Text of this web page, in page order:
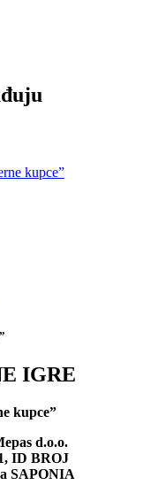
kupce”
IGRE
kupce”
d.o.o.
ID BROJ
SAPONIA